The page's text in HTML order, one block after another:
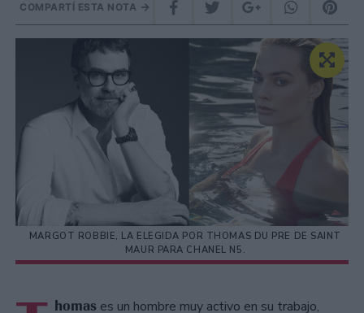
COMPARTÍ ESTA NOTA
MARGOT ROBBIE, LA ELEGIDA POR THOMAS DU PRE DE SAINT
MAUR PARA CHANEL N5.
homas es un hombre muy activo en su trabajo,